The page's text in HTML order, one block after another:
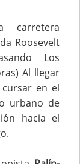
Roosevelt
Los
Al llegar
en el
urbano de
hacia el